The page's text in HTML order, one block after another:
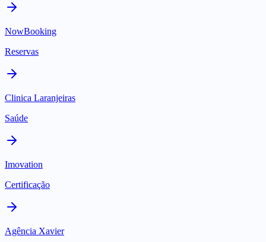
NowBooking
Reservas
Clinica Laranjeiras
Saúde
Imovation
Certificação
Agência Xavier